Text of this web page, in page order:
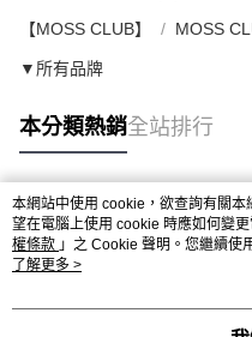
【MOSS CLUB】 MOSS
▼所有品牌
本分類熱銷全站排行
熱門標籤
本網站中使用 cookie，欲查詢有關
望在電腦上使用 cookie 時應如何變
權條款 」之 Cookie 聲明。您繼續使
用條款之 Cookie 聲明使用 cookie。
了解更多 >